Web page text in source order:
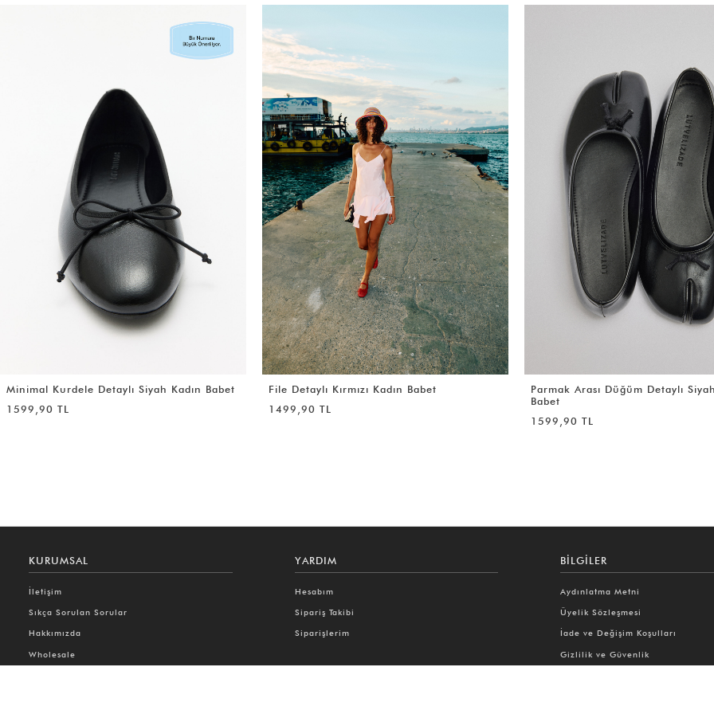
File Detaylı Kırmızı Kadın Babet
1499,90 TL
Parmak Arası Düğüm Detaylı Siyah Kadın
Fiyonk Detaylı Dantel Kırmızı
Babet
1399,90 TL
KURUMSAL
İletişim
Sıkça Sorulan Sorular
Hakkımızda
Wholesale
YARDIM
Hesabım
Sipariş Takibi
Siparişlerim
BILGILER
Aydınlatma Metni
Üyelik Sözleşmesi
İade ve Değişim Koşulları
Gizlilik ve Güvenlik